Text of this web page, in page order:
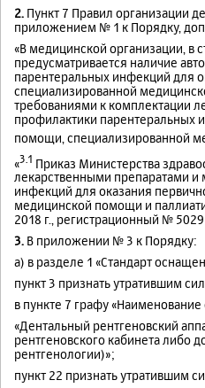
2. Пункт 7 Правил организации
приложением № 1 к Порядку,
«В медицинской организации, в
предусматривается наличие
парентеральных инфекций для
специализированной
требованиями к комплектации
профилактики парентеральных
помощи, специализированной
«3.1 Приказ Министерства
лекарственными препаратами
инфекций для оказания
медицинской помощи и
2018 г., регистрационный №
3. В приложении № 3 к Порядку:
а) в разделе 1 «Стандарт
пункт 3 признать утратившим
в пункте 7 графу
«Дентальный рентгеновский
рентгеновского кабинета либо
рентгенологии)»;
пункт 22 признать утратившим